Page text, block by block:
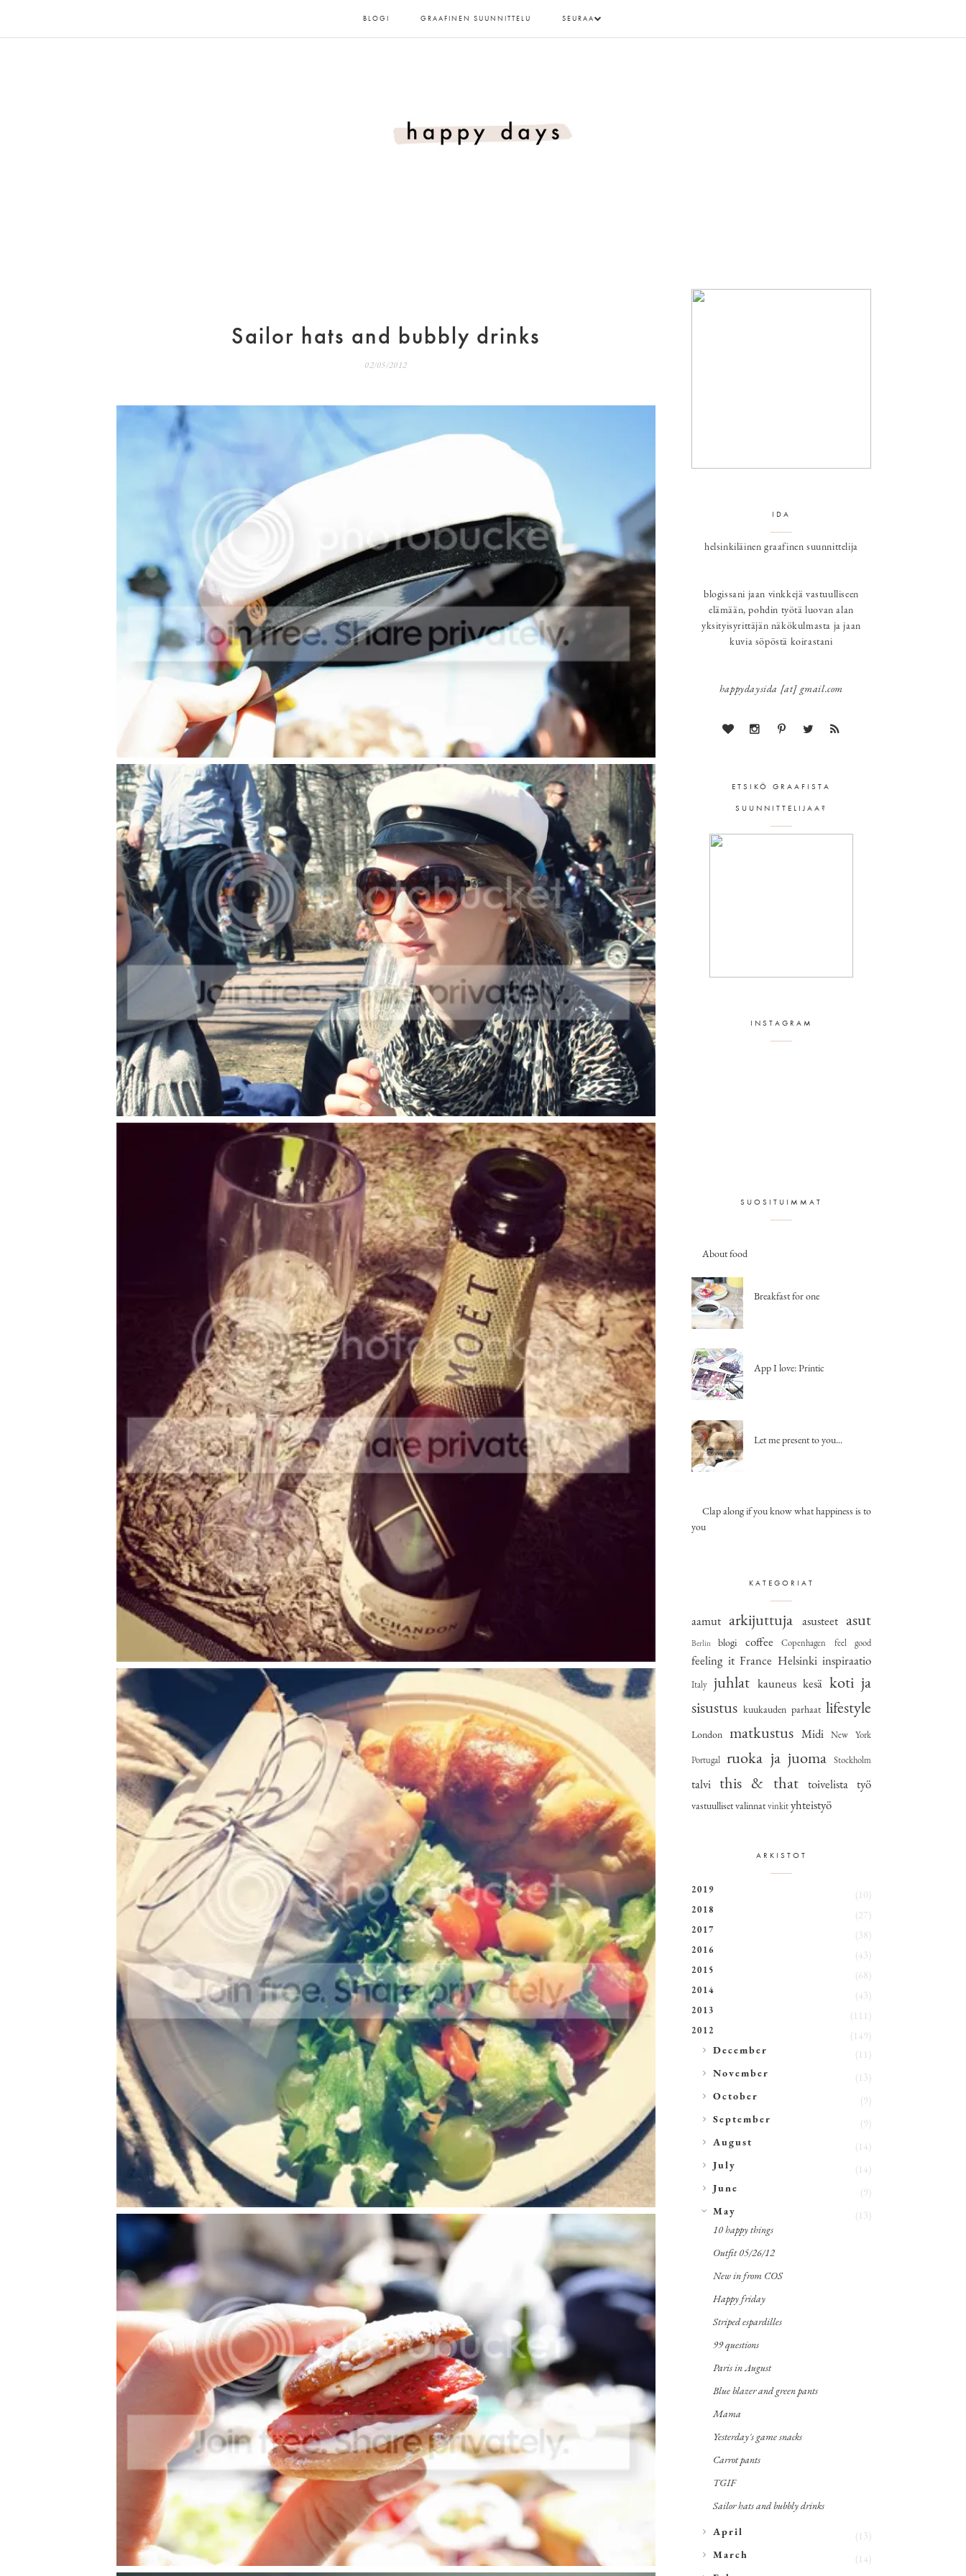
BLOGI GRAAFINEN SUUNNITTELU SEURAA
Sailor hats and bubbly drinks
02/05/2012
IDA
helsinkiläinen graafinen suunnittelija
blogissani jaan vinkkejä vastuulliseen
elämään, pohdin työtä luovan alan
yksityisyrittäjän näkökulmasta ja jaan
kuvia söpöstä koirastani
happydaysida [at] gmail.com
ETSIKÖ GRAAFISTA
SUUNNITTELIJAA?
INSTAGRAM
SUOSITUIMMAT
About food
Breakfast for one
App I love: Printic
Let me present to you...
Clap along if you know what happiness is to
you
KATEGORIAT
aamut arkijuttuja asusteet asut
Berlin blogi coffee Copenhagen feel good
feeling it France Helsinki inspiraatio
Italy juhlat kauneus kesä koti ja
sisustus kuukauden parhaat lifestyle
London matkustus Midi New York
Portugal ruoka ja juoma Stockholm
talvi this & that toivelista työ
vastuulliset valinnat vinkit yhteistyö
ARKISTOT
2019 (10)
2018 (27)
2017 (38)
2016 (43)
2015 (68)
2014 (43)
2013 (111)
2012 (149)
► December (11)
► November (13)
► October (9)
► September (9)
► August (14)
► July (14)
► June (9)
▼ May
(13)
10 happy things
Outfit 05/26/12
New in from COS
Happy friday
Striped espardilles
99 questions
Paris in August
Blue blazer and green pants
Mama
Yesterday's game snacks
Carrot pants
TGIF
Sailor hats and bubbly drinks
► April (13)
► March (14)